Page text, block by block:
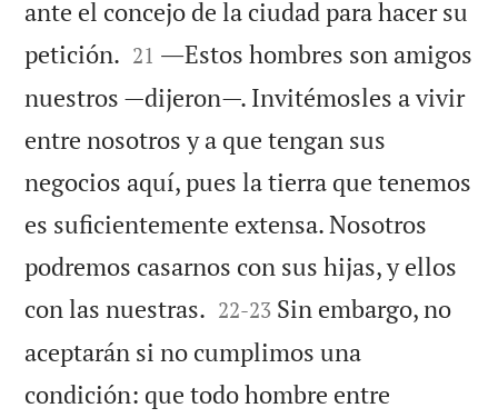
ante el concejo de la ciudad para hacer su
petición. 

21 ―Estos hombres son amigos
nuestros —dijeron—. Invitémosles a vivir
entre nosotros y a que tengan sus
negocios aquí, pues la tierra que tenemos
es suficientemente extensa. Nosotros
podremos casarnos con sus hijas, y ellos
con las nuestras. 

22-23 Sin embargo, no
aceptarán si no cumplimos una
condición: que todo hombre entre